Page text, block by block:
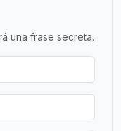
una frase secreta.